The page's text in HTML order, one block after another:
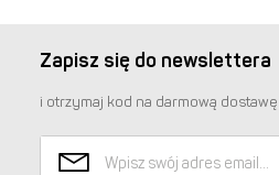
Zapisz się do newslettera
i otrzymaj kod na darmową dostawę